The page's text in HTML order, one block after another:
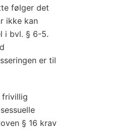
følger det
ikke kan
i bvl. § 6-5.
er til
frivillig
§ 16 krav